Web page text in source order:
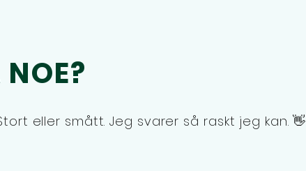
NOE?
eller smått. Jeg svarer så raskt jeg kan. 👋